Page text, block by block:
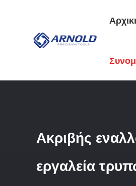
Ακριβής
εργαλεία